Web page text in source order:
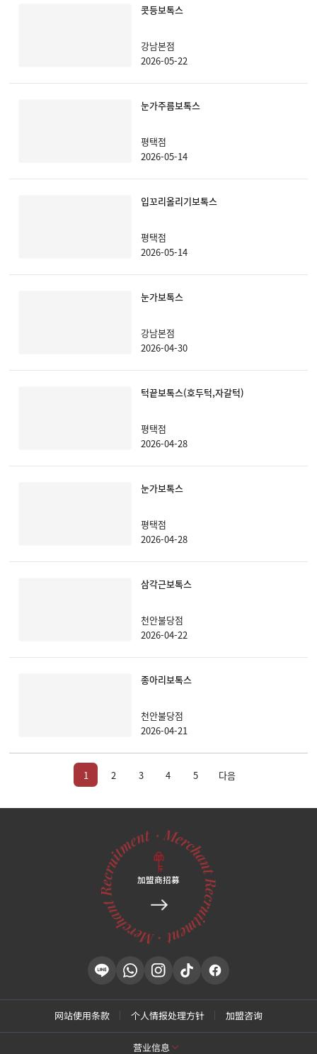
콧등보톡스
강남본점
2026-05-22
눈가주름보톡스
평택점
2026-05-14
입꼬리올리기보톡스
평택점
2026-05-14
눈가보톡스
강남본점
2026-04-30
턱끝보톡스(호두턱,자갈턱)
평택점
2026-04-28
눈가보톡스
평택점
2026-04-28
삼각근보톡스
천안불당점
2026-04-22
종아리보톡스
천안불당점
2026-04-21
1 2 3 4 5 다음
加盟商招募
网站使用条款 个人情报处理方针 加盟咨询
营业信息